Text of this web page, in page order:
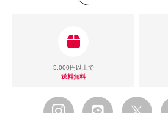
5,000円以上で
送料無料